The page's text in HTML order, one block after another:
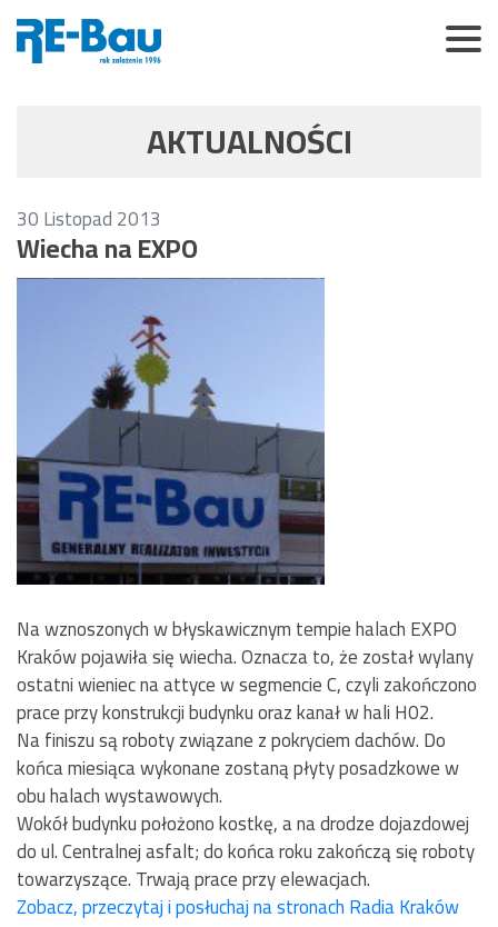
AKTUALNOŚCI
30Listopad2013
Wiecha na EXPO
Na wznoszonych w błyskawicznym tempie halach EXPO
Kraków pojawiła się wiecha. Oznacza to, że został wylany
ostatni wieniec na attyce w segmencie C, czyli zakończono
prace przy konstrukcji budynku oraz kanał w hali H02.
Na finiszu są roboty związane z pokryciem dachów. Do
końca miesiąca wykonane zostaną płyty posadzkowe w
obu halach wystawowych.
Wokół budynku położono kostkę, a na drodze dojazdowej
do ul. Centralnej asfalt; do końca roku zakończą się roboty
towarzyszące. Trwają prace przy elewacjach.
Zobacz, przeczytaj i posłuchaj na stronach Radia Kraków